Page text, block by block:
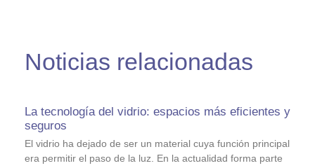
Noticias relacionadas
La tecnología del vidrio: espacios más eficientes y
seguros
El vidrio ha dejado de ser un material cuya función principal
era permitir el paso de la luz. En la actualidad forma parte